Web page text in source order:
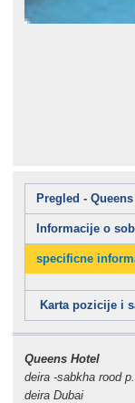
Pregled - Queens
Informacije o
specificne
Karta pozicije i
Queens Hotel
deira -sabkha rood
deira Dubai